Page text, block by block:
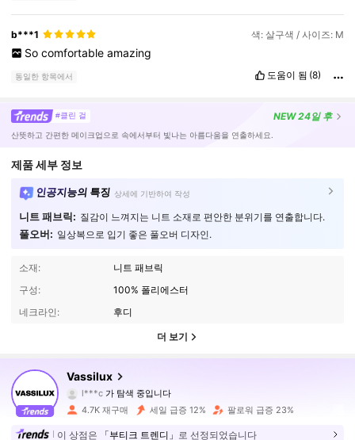
b***1 색: 살구색 / 사이즈: M
So comfortable amazing
동일한 항목에서 도움이 됨 (8)
#클린 걸 NEW24일 후
산뜻하고 간편한 메이크업으로 속에서부터 빛나는 아름다움을 연출하세요.
제품 세부 정보
인공지능의 특징 상세에 기반하여 작성
니트 패브릭: 질감이 느껴지는 니트 소재로 편안한 분위기를 연출합니다.
풀오버: 일상복으로 입기 좋은 풀오버 디자인.
소재:
니트 패브릭
구성:
100% 폴리에스터
네크라인:
후디
더 보기
Vassilux
l***c가 탐색 중입니다
4.80
18K 팔로워
4.80 18K 팔로워
4.7K 재구매 세일 급증 12% 팔로워 급증 23%
이 상점은 「부티크 트렌디」 로 선정되었습니다